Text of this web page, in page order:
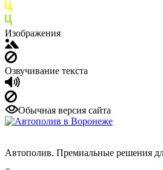
Изображения
Озвучивание текста
Обычная версия сайта
Автополив. Премиальные решения